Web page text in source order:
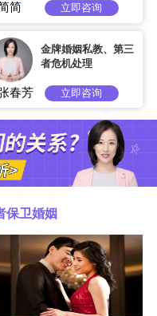
简 立即咨询
金牌婚姻私教、第三
者危机处理
春芳 立即咨询
保卫婚姻